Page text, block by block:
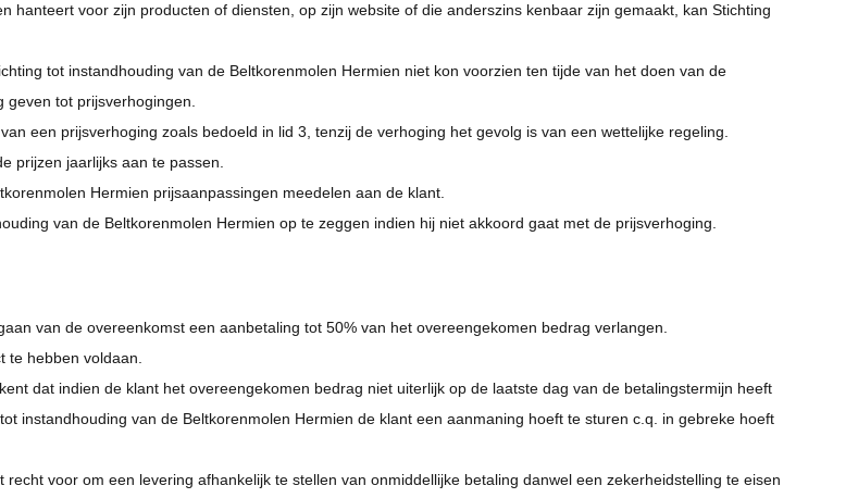
hanteert voor zijn producten of diensten, op zijn website of die anderszins kenbaar zijn gemaakt, kan Stichting
tot instandhouding van de Beltkorenmolen Hermien niet kon voorzien ten tijde van het doen van de
tot prijsverhogingen.
een prijsverhoging zoals bedoeld in lid 3, tenzij de verhoging het gevolg is van een wettelijke regeling.
prijzen jaarlijks aan te passen.
Hermien prijsaanpassingen meedelen aan de klant.
van de Beltkorenmolen Hermien op te zeggen indien hij niet akkoord gaat met de prijsverhoging.
van de overeenkomst een aanbetaling tot 50% van het overeengekomen bedrag verlangen.
te hebben voldaan.
dat indien de klant het overeengekomen bedrag niet uiterlijk op de laatste dag van de betalingstermijn heeft
instandhouding van de Beltkorenmolen Hermien de klant een aanmaning hoeft te sturen c.q. in gebreke hoeft
voor om een levering afhankelijk te stellen van onmiddellijke betaling danwel een zekerheidstelling te eisen